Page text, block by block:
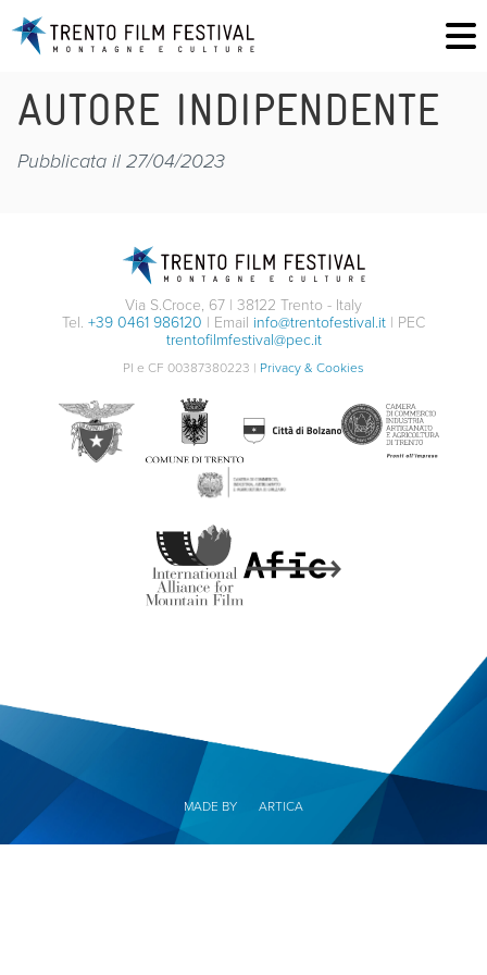
AUTORE INDIPENDENTE
Pubblicata il 27/04/2023
Via S.Croce, 67 | 38122 Trento - Italy
Tel. +39 0461 986120 | Email info@trentofestival.it | PEC
trentofilmfestival@pec.it
PI e CF 00387380223 | Privacy & Cookies
MADE BY ARTICA